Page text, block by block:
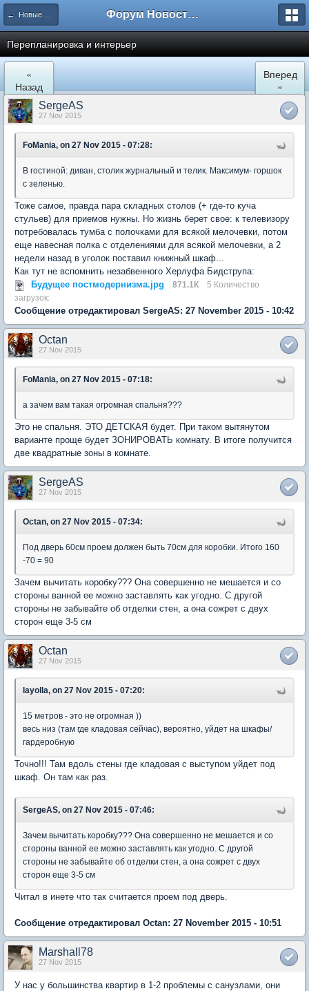
← Новые Водники Форум Новостройки
Перепланировка и интерьер
«
Назад
Вперед
»
SergeAS
27 Nov 2015
FoMania, on 27 Nov 2015 - 07:28:
В гостиной: диван, столик журнальный и телик. Максимум- горшок
с зеленью.
Тоже самое, правда пара складных столов (+ где-то куча
стульев) для приемов нужны. Но жизнь берет свое: к телевизору
потребовалась тумба с полочками для всякой мелочевки, потом
еще навесная полка с отделениями для всякой мелочевки, а 2
недели назад в уголок поставил книжный шкаф...
Как тут не вспомнить незабвенного Херлуфа Бидструпа:
Будущее постмодернизма.jpg
871.1К
5 Количество
загрузок:
Сообщение отредактировал SergeAS: 27 November 2015 - 10:42
Octan
27 Nov 2015
FoMania, on 27 Nov 2015 - 07:18:
а зачем вам такая огромная спальня???
Это не спальня. ЭТО ДЕТСКАЯ будет. При таком вытянутом
варианте проще будет ЗОНИРОВАТЬ комнату. В итоге получится
две квадратные зоны в комнате.
SergeAS
27 Nov 2015
Octan, on 27 Nov 2015 - 07:34:
Под дверь 60см проем должен быть 70см для коробки. Итого 160
-70 = 90
Зачем вычитать коробку??? Она совершенно не мешается и со
стороны ванной ее можно заставлять как угодно. С другой
стороны не забывайте об отделки стен, а она сожрет с двух
сторон еще 3-5 см
Octan
27 Nov 2015
layolla, on 27 Nov 2015 - 07:20:
15 метров - это не огромная ))
весь низ (там где кладовая сейчас), вероятно, уйдет на шкафы/
гардеробную
Точно!!! Там вдоль стены где кладовая с выступом уйдет под
шкаф. Он там как раз.
SergeAS, on 27 Nov 2015 - 07:46:
Зачем вычитать коробку??? Она совершенно не мешается и со
стороны ванной ее можно заставлять как угодно. С другой
стороны не забывайте об отделки стен, а она сожрет с двух
сторон еще 3-5 см
Читал в инете что так считается проем под дверь.
Сообщение отредактировал Octan: 27 November 2015 - 10:51
Marshall78
27 Nov 2015
У нас у большинства квартир в 1-2 проблемы с санузлами, они